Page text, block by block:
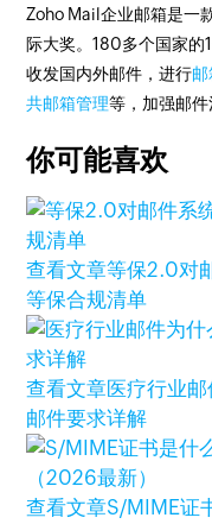
Zoho Mail企业邮箱是一
际大奖。180多个国家
收发国内外邮件，进行
共邮箱管理等，加强邮件
你可能喜欢
查看文章等保2.0对
等保合规清单
查看文章医疗行业
邮件要求详解
查看文章S/MIME证